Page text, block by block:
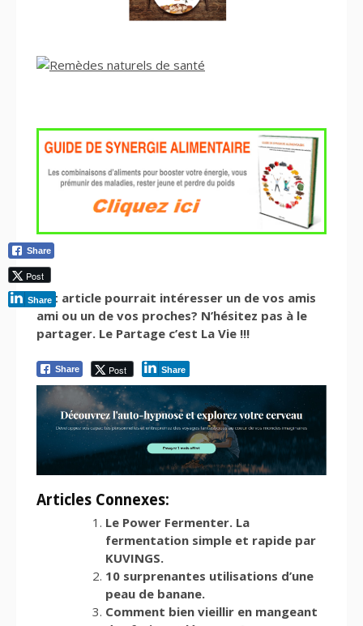
Cet article pourrait intéresser un de vos amis
ami ou un de vos proches? N’hésitez pas à le
partager. Le Partage c’est La Vie !!!
Share Post Share
Articles Connexes:
Le Power Fermenter. La
fermentation simple et rapide par
KUVINGS.
10 surprenantes utilisations d’une
peau de banane.
Comment bien vieillir en mangeant
Share
Post
Share